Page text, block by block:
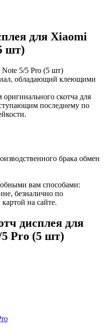
для Xiaomi
шт)
5/5 Pro (5 шт)
обладающий клеющими
скотча для
последнему по
брака обмен
вам способами:
безналично по
на сайте.
дисплея для
Pro (5 шт)